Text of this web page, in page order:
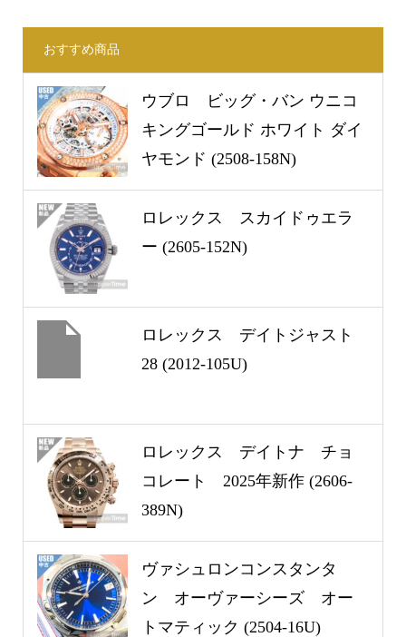
おすすめ商品
ウブロ ビッグ・バン ウニコ
キングゴールド ホワイト ダイ
ヤモンド (2508-158N)
ロレックス スカイドゥエラ
ー (2605-152N)
ロレックス デイトジャスト
28 (2012-105U)
ロレックス デイトナ チョ
コレート 2025年新作 (2606-
389N)
ヴァシュロンコンスタンタ
ン オーヴァーシーズ オー
トマティック (2504-16U)